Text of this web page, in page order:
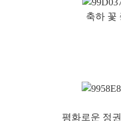
축하 꽃
평화로운 정